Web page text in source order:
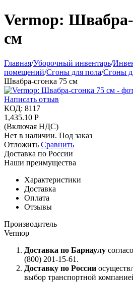
Vermop: Швабра-
см
Главная/Уборочный инвентарь/
помещений/Сгоны для пола/Сгоны
Швабра-сгонка 75 см
Написать отзыв
КОД: 8117
1,435.10 Р
(Включая НДС)
Нет в наличии. Под заказ
Отложить Сравнить
Доставка по России
Наши преимущества
Характеристики
Доставка
Оплата
Отзывы
Производитель
Vermop
Доставка по Барнаулу
(800) 201-15-61.
Доставку по России
выбор транспортной